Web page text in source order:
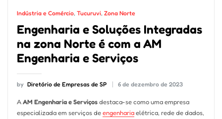
Indústria e Comércio, Tucuruvi, Zona Norte
Engenharia e Soluções Integradas
na zona Norte é com a AM
Engenharia e Serviços
by Diretório de Empresas de SP 6 de dezembro de 2023
AAM Engenharia e Serviçosdestaca-se como uma empresa
especializada em serviços deengenhariaelétrica, rede de dados,